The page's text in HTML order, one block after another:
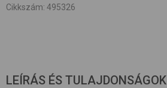
Cikkszám: 495326
LEÍRÁS ÉS TULAJDONSÁGOK